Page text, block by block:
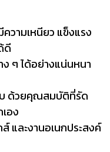
วามเหนียว แข็งแรง
ดี
ๆ ได้อย่างแน่นหนา
บ ด้วยคุณสมบัติที่รัด
อง
และงานอเนกประสงค์